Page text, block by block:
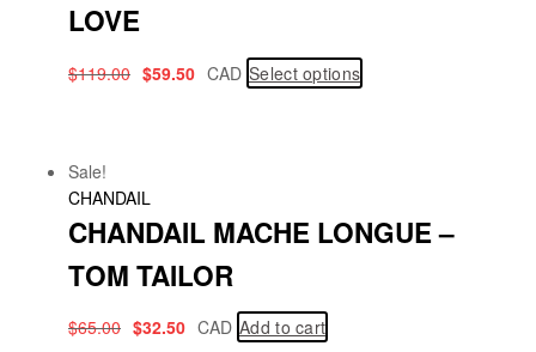
LOVE
$119.00 $59.50 CAD Select options
Sale!
CHANDAIL
CHANDAIL MACHE LONGUE –
TOM TAILOR
$65.00 $32.50 CAD Add to cart